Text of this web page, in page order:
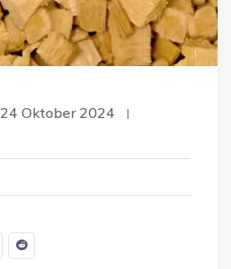
24 Oktober 2024